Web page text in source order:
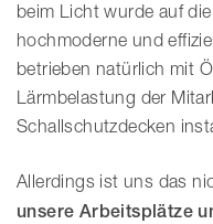
beim Licht wurde auf
hochmoderne und
betrieben natürlich mit
Lärmbelastung der
Schallschutzdecken
Allerdings ist uns das
unsere Arbeitsplätze